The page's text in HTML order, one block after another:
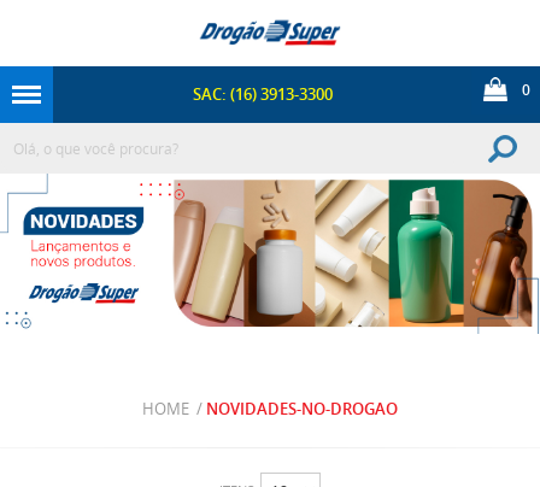
SAC: (16) 3913-3300 0
HOME / NOVIDADES-NO-DROGAO